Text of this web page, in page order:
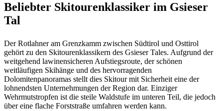
Beliebter Skitourenklassiker im Gsieser
Tal
Der Rotlahner am Grenzkamm zwischen Südtirol und Osttirol
gehört zu den Skitourenklassikern des Gsieser Tales. Aufgrund der
weitgehend lawinensicheren Aufstiegsroute, der schönen
weitläufigen Skihänge und des hervorragenden
Dolomitenpanoramas stellt dies Skitour mit Sicherheit eine der
lohnendsten Unternehmungen der Region dar. Einziger
Wehrmutstropfen ist die steile Waldstufe im unteren Teil, die jedoch
über eine flache Forststraße umfahren werden kann.